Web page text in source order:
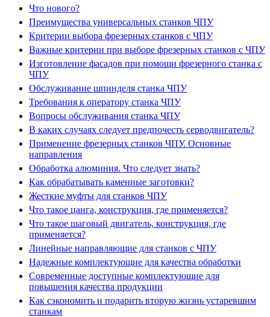
Что нового?
Преимущества универсальных станков ЧПУ
Критерии выбора фрезерных станков с ЧПУ
Важные критерии при выборе фрезерных станков с ЧПУ
Изготовление фасадов при помощи фрезерного станка с
ЧПУ
Обслуживание шпинделя станка ЧПУ
Требования к оператору станка ЧПУ
Вопросы обслуживания станка ЧПУ
В каких случаях следует предпочесть серводвигатель?
Применение фрезерных станков ЧПУ. Основные
направления
Обработка алюминия. Что следует знать?
Как обрабатывать каменные заготовки?
Жесткие муфты для станков ЧПУ
Что такое цанга, конструкция, где применяется?
Что такое шаговый двигатель, конструкция, где
применяется?
Линейные направляющие для станков с ЧПУ
Надежные комплектующие для качества обработки
Современные доступные комплектующие для
повышения качества продукции
Как сэкономить и подарить вторую жизнь устаревшим
станкам